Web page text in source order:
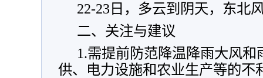
22-23日，多云到阴天，东北
二、关注与建议
1.需提前防范降温降雨大风
供、电力设施和农业生产等的不